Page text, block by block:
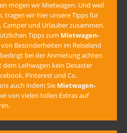
mögen wir Mietwagen. Und weil
tragen wir hier unsere Tipps für
Camper und Urlauber zusammen.
Tipps zum Mietwagen-
Besonderheiten im Reiseland
bei der Anmietung achten
Leihwagen kein Desaster
Pinterest und Co.
auch indem Sie Mietwagen-
von vielen tollen Extras auf